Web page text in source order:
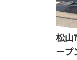
松山
ープ